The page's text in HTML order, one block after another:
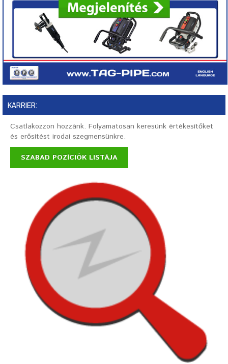
KARRIER:
Csatlakozzon hozzánk. Folyamatosan keresünk értékesítőket
és erősítést irodai szegmensünkre.
SZABAD POZÍCIÓK LISTÁJA